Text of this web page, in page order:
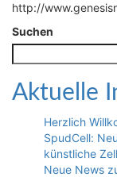
http://
Suchen
Aktuelle
Herzlich
SpudCell:
künstliche
Neue News